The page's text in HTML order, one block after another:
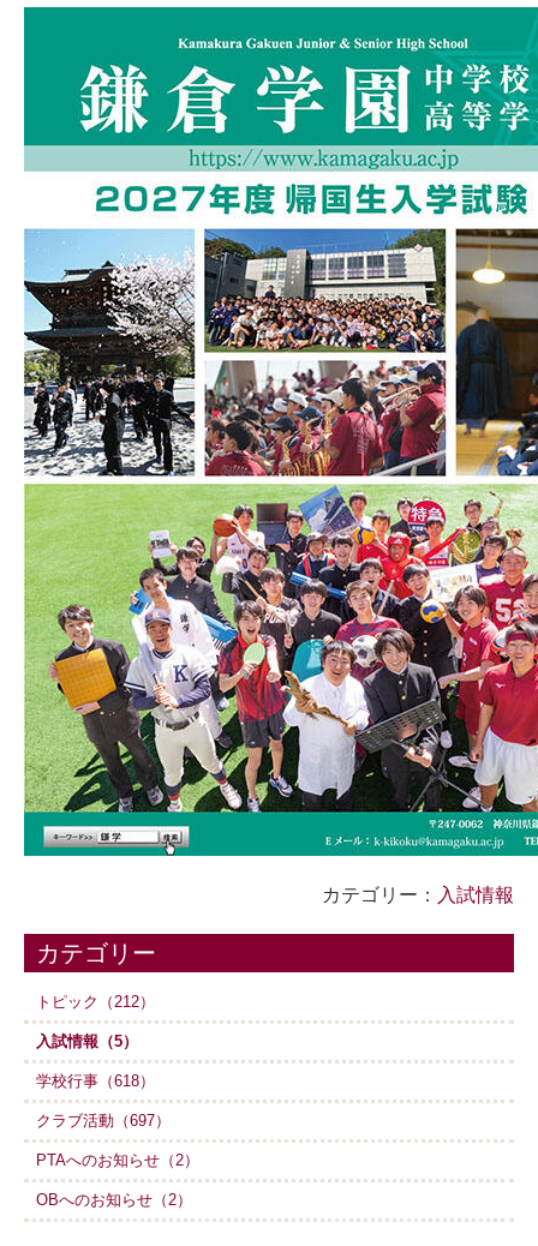
カテゴリー： 入試情報
カテゴリー
トピック（212）
入試情報（5）
学校行事（618）
クラブ活動（697）
PTAへのお知らせ（2）
OBへのお知らせ（2）